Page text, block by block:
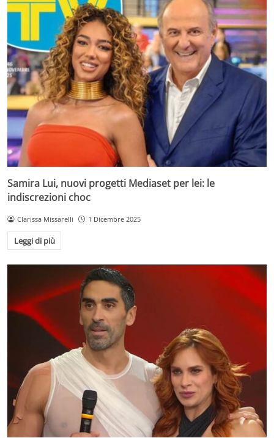
Samira Lui, nuovi progetti Mediaset per lei: le
indiscrezioni choc
Clarissa Missarelli 1 Dicembre 2025
Leggi di più